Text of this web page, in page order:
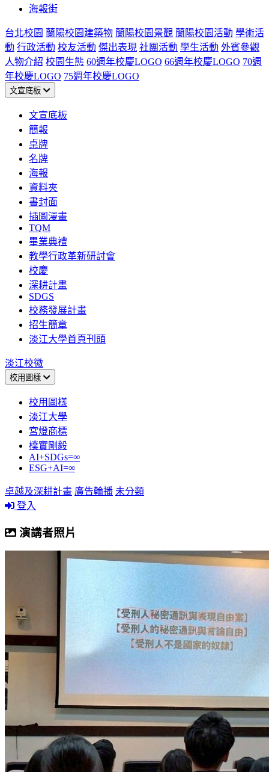
海報街
台北校園 蘭陽校園建築物 蘭陽校園景觀 蘭陽校園活動 學術活
動 行政活動 校友活動 傑出表現 社團活動 學生活動 外賓參觀
人物介紹 校園生態 60週年校慶LOGO 66週年校慶LOGO 70週
年校慶LOGO 75週年校慶LOGO
文宣底板
文宣底板
簡報
桌牌
名牌
海報
資料夾
書封面
插圖漫畫
TQM
畢業典禮
教學行政革新研討會
校慶
深耕計畫
SDGS
校務發展計畫
招生簡章
淡江大學首頁刊頭
淡江校徽
校用圖樣
校用圖樣
淡江大學
宮燈商標
樸實剛毅
AI+SDGs=∞
ESG+AI=∞
卓越及深耕計畫 廣告輪播 未分類
登入
演講者照片